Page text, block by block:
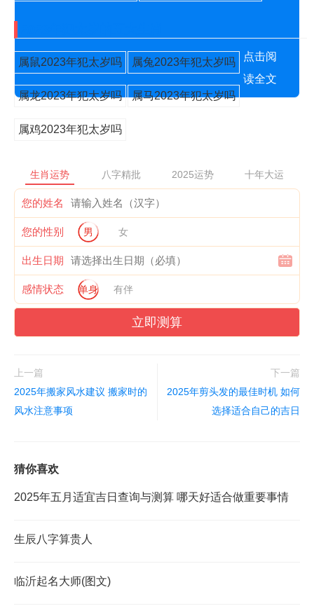
属鼠2023年犯太岁吗 属兔2023年犯太岁吗
属龙2023年犯太岁吗 属马2023年犯太岁吗
属鸡2023年犯太岁吗
点击阅
读全文
生肖运势 八字精批 2025运势 十年大运
您的姓名
您的性别 男 女
出生日期
感情状态 单身 有伴
立即测算
上一篇
2025年搬家风水建议 搬家时的
风水注意事项
下一篇
2025年剪头发的最佳时机 如何
选择适合自己的吉日
猜你喜欢
2025年五月适宜吉日查询与测算 哪天好适合做重要事情
生辰八字算贵人
临沂起名大师(图文)